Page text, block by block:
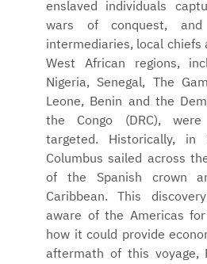
enslaved individuals
wars of conquest,
intermediaries, local chiefs
West African regions,
Nigeria, Senegal, The
Leone, Benin and the
the Congo (DRC), were
targeted. Historically, in
Columbus sailed across
of the Spanish crown
Caribbean. This
aware of the Americas
how it could provide
aftermath of this voyage,